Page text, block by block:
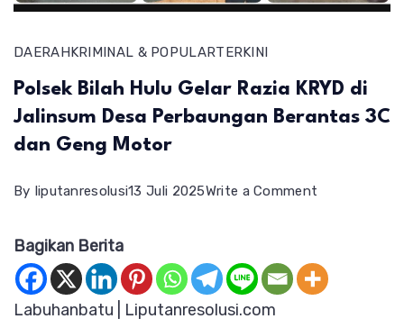
DAERAH KRIMINAL & POPULARTERKINI
Polsek Bilah Hulu Gelar Razia KRYD di
Jalinsum Desa Perbaungan Berantas 3C
dan Geng Motor
By liputanresolusi13 Juli 2025Write a Comment
Hulu
Bagikan Berita
Labuhanbatu | Liputanresolusi.com